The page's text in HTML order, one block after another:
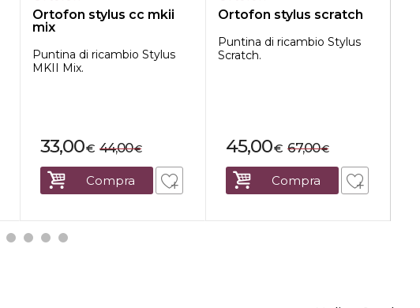
Ortofon stylus cc mkii
mix
Puntina di ricambio Stylus
MKII Mix.
€
33,00 €
44,00
Compra
Ortofon stylus scratch
Puntina di ricambio Stylus
Scratch.
€
45,00 €
67,00
Compra